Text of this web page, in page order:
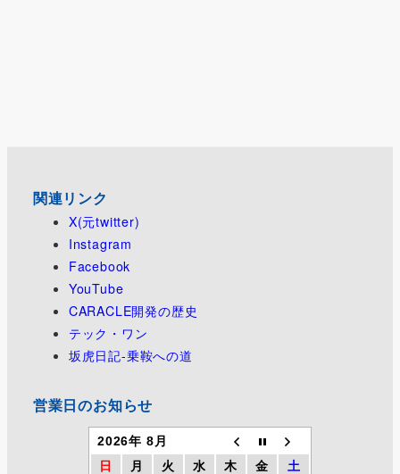
り
関連リンク
X(元twitter)
Instagram
Facebook
YouTube
CARACLE開発の歴史
テック・ワン
坂虎日記-乗鞍への道
営業日のお知らせ
2026年 8月
日
月 火 水 木 金
土